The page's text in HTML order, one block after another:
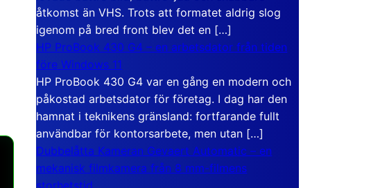
åtkomst än VHS. Trots att formatet aldrig slog
igenom på bred front blev det en […]
HP ProBook 430 G4 – en arbetsdator från tiden
före Windows 11
HP ProBook 430 G4 var en gång en modern och
påkostad arbetsdator för företag. I dag har den
hamnat i teknikens gränsland: fortfarande fullt
användbar för kontorsarbete, men utan […]
Dubbelåtta Kameran Gevaert Automatic – en
mekanisk filmkamera från 8 mm-filmens
storhetstid